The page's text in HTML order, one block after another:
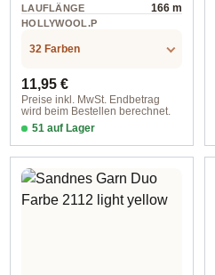
LAUFLÄNGE 166 m
HOLLYWOOL.P
.LABEL.MATERI
32 Farben
Regulärer Preis:
11,95 €
Preise inkl. MwSt. Endbetrag
wird beim Bestellen berechnet.
51 auf Lager
Farbe 756 boddam